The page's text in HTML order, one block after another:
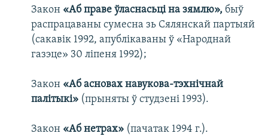
Закон «Аб праве ўласнасьці на зямлю», быў
распрацаваны сумесна зь Сялянскай партыяй
(сакавік 1992, апублікаваны ў «Народнай
газэце» 30 ліпеня 1992);
Закон «Аб асновах навукова-тэхнічнай
палітыкі» (прыняты ў студзені 1993).
Закон «Аб нетрах» (пачатак 1994 г.).